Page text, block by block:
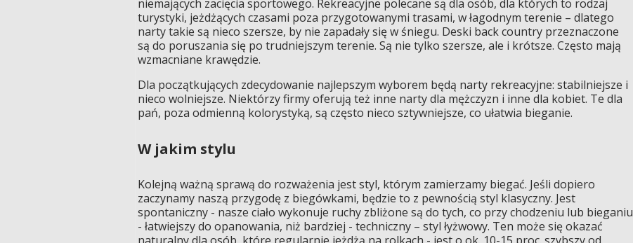
niemających zacięcia sportowego. Rekreacyjne polecane są dla osób, dla których to rodzaj
turystyki, jeżdżących czasami poza przygotowanymi trasami, w łagodnym terenie – dlatego
narty takie są nieco szersze, by nie zapadały się w śniegu. Deski back country przeznaczone
są do poruszania się po trudniejszym terenie. Są nie tylko szersze, ale i krótsze. Często mają
wzmacniane krawędzie.
Dla początkujących zdecydowanie najlepszym wyborem będą narty rekreacyjne: stabilniejsze i
nieco wolniejsze. Niektórzy firmy oferują też inne narty dla mężczyzn i inne dla kobiet. Te dla
pań, poza odmienną kolorystyką, są często nieco sztywniejsze, co ułatwia bieganie.
W jakim stylu
Kolejną ważną sprawą do rozważenia jest styl, którym zamierzamy biegać. Jeśli dopiero
zaczynamy naszą przygodę z biegówkami, będzie to z pewnością styl klasyczny. Jest
spontaniczny - nasze ciało wykonuje ruchy zbliżone są do tych, co przy chodzeniu lub bieganiu
- łatwiejszy do opanowania, niż bardziej - techniczny – styl łyżwowy. Ten może się okazać